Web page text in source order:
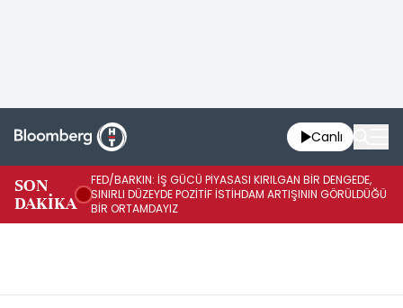
Canlı
SON
DAKİKA
FED/BARKIN: İŞ GÜCÜ PİYASASI KIRILGAN BİR DENGEDE,
SINIRLI DÜZEYDE POZİTİF İSTİHDAM ARTIŞININ GÖRÜLDÜĞÜ
BİR ORTAMDAYIZ